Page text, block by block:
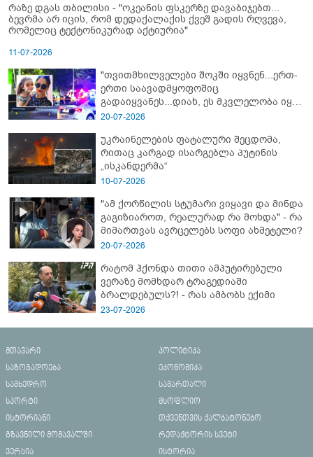
რაზე დგას თბილისი - "ოკეანის ფსკერზე დავაბიჯებთ...
ბევრმა არ იცის, რომ დედაქალაქის ქვეშ გადის რღვევა,
რომელიც ტექტონიკურად აქტიურია"
11-07-2026
"თვითმხილველები შოკში იყვნენ...ერთ-
ერთი საავადმყოფოშიც
გადაიყვანეს...დიახ, ეს მკვლელობა იყო"
- გორში დატრიალებული ტრაგედიის
20-07-2026
უკრაინელების ფატალური შეცდომა,
რითაც კარგად ისარგებლა პუტინის
„ისკანდერმა“
10-07-2026
"ამ ქორწილის სტუმარი ვიყავი და მინდა
გაგიზიაროთ, რეალურად რა მოხდა" - რა
მიმართვას ავრცელებს სოფი ახმეტელი?
20-07-2026
რატომ ჰქონდა თითი ამპუტირებული
ვერაზე მომხდარ ტრაგედიაში
ბრალდებულს?! - რას ამბობს ექიმი
23-07-2026
მთავარი
პოლიტიკა
საზოგადოება
ეკონომიკა
სამხედრო
სამართალი
სპორტი
მსოფლიო
ისტორიანი
თქვენთვის ქალბატონებო
გზავნილი მომავალში
რედაქტორის სვეტი
ვერსია
ისტორია